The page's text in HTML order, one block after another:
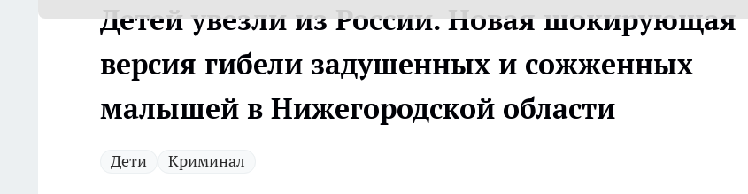
Детей увезли из России. Новая шокирующая
версия гибели задушенных и сожженных
малышей в Нижегородской области
Дети Криминал